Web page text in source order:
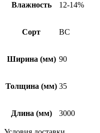
Влажность 12-14%
Сорт ВС
Ширина (мм) 90
Толщина (мм) 35
Длина (мм) 3000